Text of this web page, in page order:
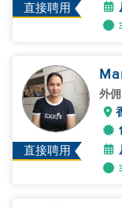
直接聘用
直接聘用
外佣